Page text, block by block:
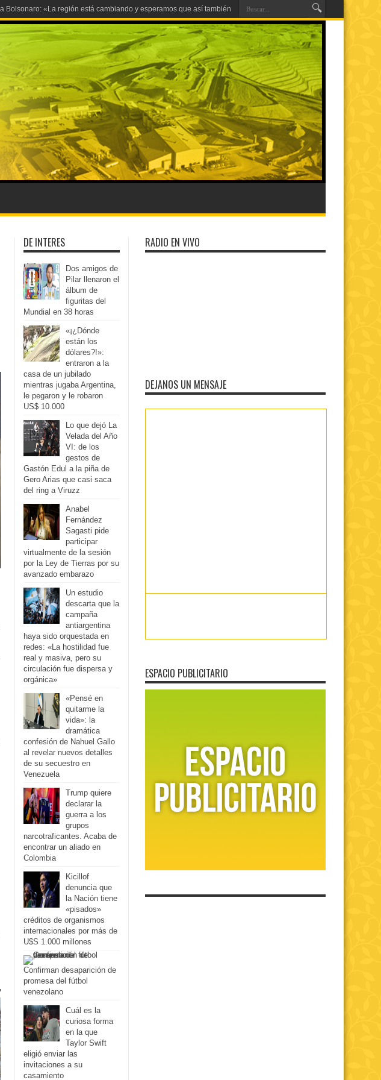
DE INTERES
Dos amigos de
Pilar llenaron el
álbum de
figuritas del
Mundial en 38 horas
«¡¿Dónde
están los
dólares?!»:
entraron a la
casa de un jubilado
mientras jugaba Argentina,
le pegaron y le robaron
US$ 10.000
Lo que dejó La
Velada del Año
VI: de los
gestos de
Gastón Edul a la piña de
Gero Arias que casi saca
del ring a Viruzz
Anabel
Fernández
Sagasti pide
participar
virtualmente de la sesión
por la Ley de Tierras por su
avanzado embarazo
Un estudio
descarta que la
campaña
antiargentina
haya sido orquestada en
redes: «La hostilidad fue
real y masiva, pero su
circulación fue dispersa y
orgánica»
«Pensé en
quitarme la
vida»: la
dramática
confesión de Nahuel Gallo
al revelar nuevos detalles
de su secuestro en
Venezuela
Trump quiere
declarar la
guerra a los
grupos
narcotraficantes. Acaba de
encontrar un aliado en
Colombia
Kicillof
denuncia que
la Nación tiene
«pisados»
créditos de organismos
internacionales por más de
U$S 1.000 millones
Confirman desaparición de
promesa del fútbol
venezolano
Cuál es la
curiosa forma
en la que
Taylor Swift
eligió enviar las
invitaciones a su
casamiento
RADIO EN VIVO
DEJANOS UN MENSAJE
ESPACIO PUBLICITARIO